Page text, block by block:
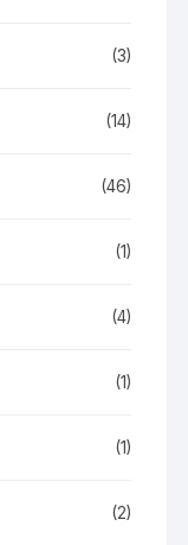
(3)
(14)
(46)
(1)
(4)
(1)
(1)
(2)